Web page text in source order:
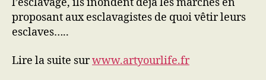
l’esclavage, ils inondent déjà les marchés en
proposant aux esclavagistes de quoi vêtir leurs
esclaves…..
Lire la suite surwww.artyourlife.fr